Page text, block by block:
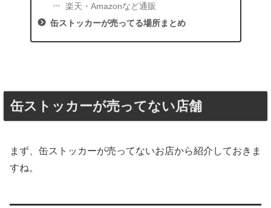
楽天・Amazonなど通販
缶ストッカーが売ってる場所まとめ
缶ストッカーが売ってない店舗
まず、缶ストッカーが売ってないお店から紹介しておきま
すね。